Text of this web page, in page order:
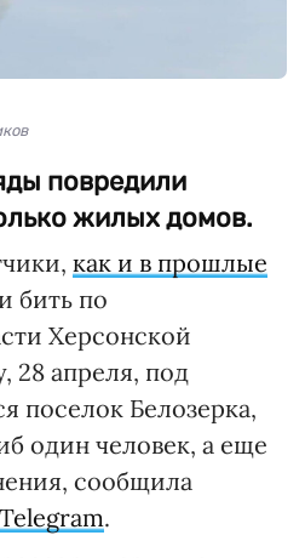
повредили
жилых домов.
как и в прошлые
бить по
Херсонской
28 апреля, под
поселок Белозерка,
один человек, а еще
сообщила
Telegram.